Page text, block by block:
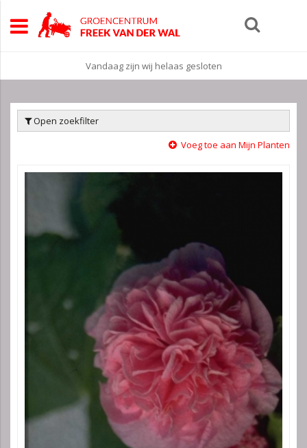
Vandaag zijn wij helaas gesloten
Open zoekfilter
Voeg toe aan Mijn Planten